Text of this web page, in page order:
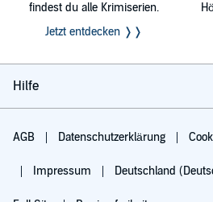
findest du alle Krimiserien.
Jetzt entdecken ❭❭
Hilfe
AGB Datenschutzerklärung
Impressum Deutschland